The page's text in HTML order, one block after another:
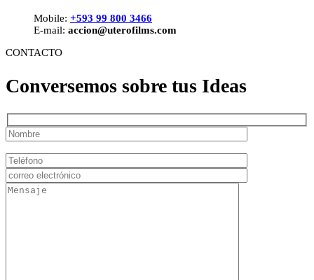
Mobile: +593 99 800 3466
E-mail: accion@uterofilms.com
CONTACTO
Conversemos sobre tus Ideas